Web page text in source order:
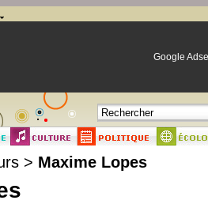
Google
> Maxime Lopes